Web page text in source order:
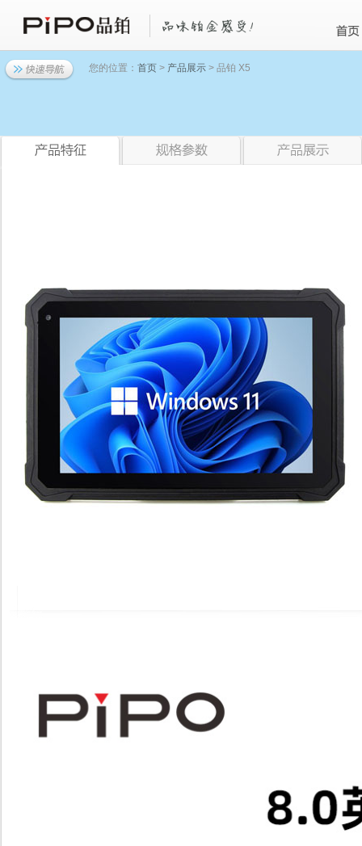
您的位置： 首页 > 产品展示 > 品铂 X5